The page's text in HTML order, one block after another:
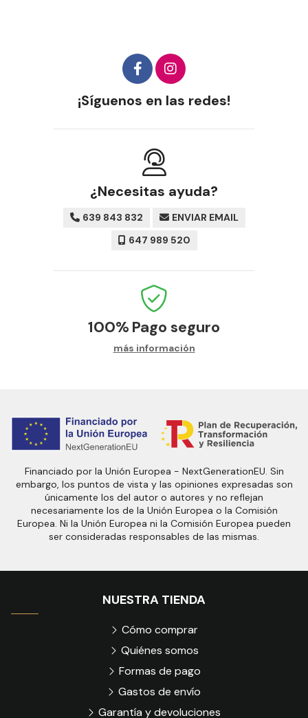
¡Síguenos en las redes!
¿Necesitas ayuda?
639 843 832
ENVIAR EMAIL
647 989 520
100% Pago seguro
más información
Financiado por la Unión Europea - NextGenerationEU. Sin
embargo, los puntos de vista y las opiniones expresadas son
únicamente los del autor o autores y no reflejan
necesariamente los de la Unión Europea o la Comisión
Europea. Ni la Unión Europea ni la Comisión Europea pueden
ser consideradas responsables de las mismas.
NUESTRA TIENDA
Cómo comprar
Quiénes somos
Formas de pago
Gastos de envío
Garantía y devoluciones